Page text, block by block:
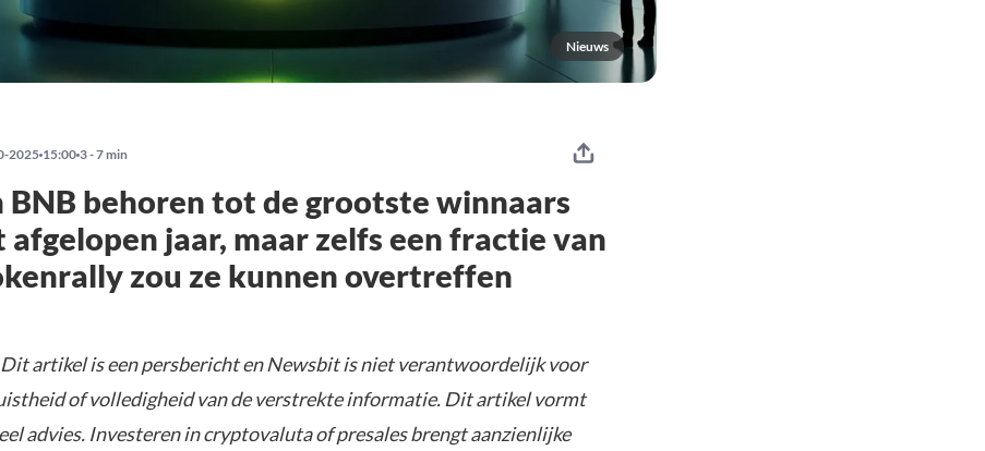
Nieuws
2025 15:00 3 - 7 min
BNB behoren tot de grootste winnaars
afgelopen jaar, maar zelfs een fractie van
zou ze kunnen overtreffen
artikel is een persbericht en Newsbit is niet verantwoordelijk voor
of volledigheid van de verstrekte informatie. Dit artikel vormt
advies. Investeren in cryptovaluta of presales brengt aanzienlijke